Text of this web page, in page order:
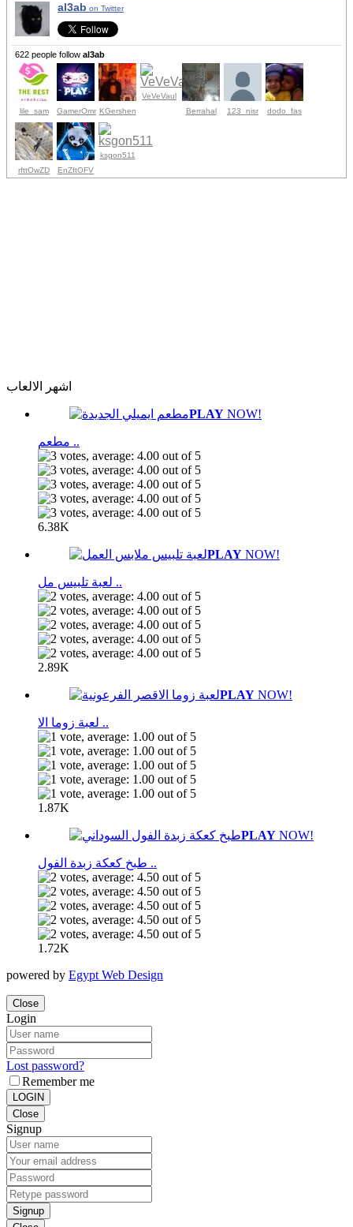
al3ab on Twitter
622 people follow al3ab
lile_sam GamerOmr KGershen
VeVeVaul
Berrahal
123_nisr dodo_fas
rfttOwZD EnZftOFV
ksgon511
اشهر الالعاب
PLAY NOW!
مطعم ..
6.38K
PLAY NOW!
لعبة تلبيس مل ..
2.89K
PLAY NOW!
لعبة زوما الا ..
1.87K
PLAY NOW!
طبخ كعكة زبدة الفول ..
1.72K
powered by Egypt Web Design
Close
Login
Lost password?
Remember me
LOGIN
Close
Signup
Signup